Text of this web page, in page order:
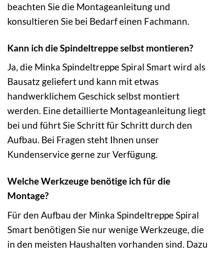
beachten Sie die Montageanleitung und
konsultieren Sie bei Bedarf einen Fachmann.
Kann ich die Spindeltreppe selbst montieren?
Ja, die Minka Spindeltreppe Spiral Smart wird als
Bausatz geliefert und kann mit etwas
handwerklichem Geschick selbst montiert
werden. Eine detaillierte Montageanleitung liegt
bei und führt Sie Schritt für Schritt durch den
Aufbau. Bei Fragen steht Ihnen unser
Kundenservice gerne zur Verfügung.
Welche Werkzeuge benötige ich für die
Montage?
Für den Aufbau der Minka Spindeltreppe Spiral
Smart benötigen Sie nur wenige Werkzeuge, die
in den meisten Haushalten vorhanden sind. Dazu